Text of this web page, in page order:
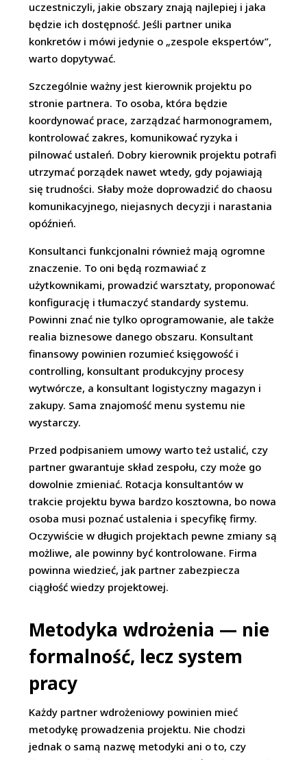
uczestniczyli, jakie obszary znają najlepiej i jaka
będzie ich dostępność. Jeśli partner unika
konkretów i mówi jedynie o „zespole ekspertów”,
warto dopytywać.
Szczególnie ważny jest kierownik projektu po
stronie partnera. To osoba, która będzie
koordynować prace, zarządzać harmonogramem,
kontrolować zakres, komunikować ryzyka i
pilnować ustaleń. Dobry kierownik projektu potrafi
utrzymać porządek nawet wtedy, gdy pojawiają
się trudności. Słaby może doprowadzić do chaosu
komunikacyjnego, niejasnych decyzji i narastania
opóźnień.
Konsultanci funkcjonalni również mają ogromne
znaczenie. To oni będą rozmawiać z
użytkownikami, prowadzić warsztaty, proponować
konfigurację i tłumaczyć standardy systemu.
Powinni znać nie tylko oprogramowanie, ale także
realia biznesowe danego obszaru. Konsultant
finansowy powinien rozumieć księgowość i
controlling, konsultant produkcyjny procesy
wytwórcze, a konsultant logistyczny magazyn i
zakupy. Sama znajomość menu systemu nie
wystarczy.
Przed podpisaniem umowy warto też ustalić, czy
partner gwarantuje skład zespołu, czy może go
dowolnie zmieniać. Rotacja konsultantów w
trakcie projektu bywa bardzo kosztowna, bo nowa
osoba musi poznać ustalenia i specyfikę firmy.
Oczywiście w długich projektach pewne zmiany są
możliwe, ale powinny być kontrolowane. Firma
powinna wiedzieć, jak partner zabezpiecza
ciągłość wiedzy projektowej.
Metodyka wdrożenia — nie
formalność, lecz system
pracy
Każdy partner wdrożeniowy powinien mieć
metodykę prowadzenia projektu. Nie chodzi
jednak o samą nazwę metodyki ani o to, czy